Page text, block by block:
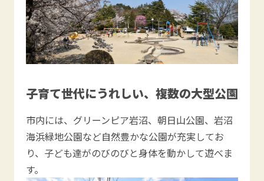
子育て世代にうれしい、複数の大型公園
市内には、グリーンピア岩沼、朝日山公園、岩沼
海浜緑地公園など自然豊かな公園が充実してお
り、子ども達がのびのびと身体を動かして遊べま
す。